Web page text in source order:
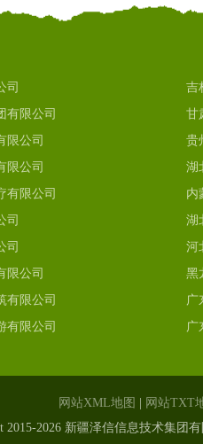
司 吉
有限公司 甘
限公司 贵
限公司 湖
有限公司 内
司 湖
司 河
限公司 黑
有限公司 广
有限公司 广
网站XML地图 网站TXT
2015-2026 新疆泽信信息技术集团